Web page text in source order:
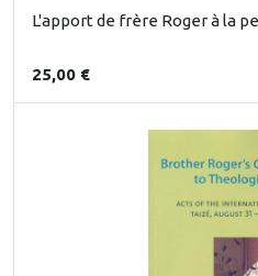
L'apport de frère Roger à la
25,00 €